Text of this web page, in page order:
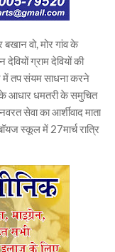
बखान वो, मोर गांव के
देवियों ग्राम देवियों की
में तप संयम साधना करने
के आधार धमतरी के समुचित
सेवा का आर्शीवाद माता
स्कूल में 27मार्च रात्रि